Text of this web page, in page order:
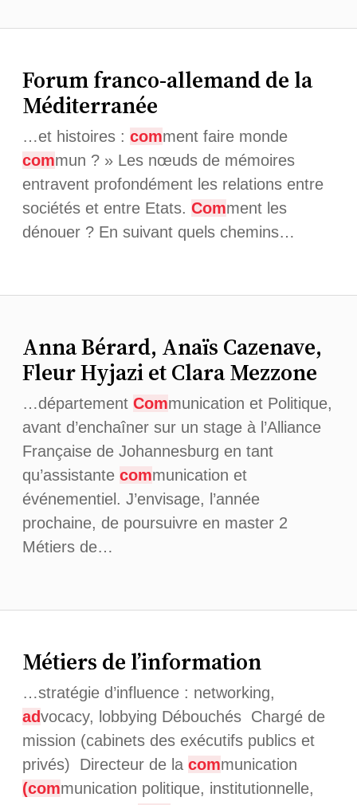
Forum franco-allemand de la
Méditerranée
…et histoires : comment faire monde
commun ? » Les nœuds de mémoires
entravent profondément les relations entre
sociétés et entre Etats. Comment les
dénouer ? En suivant quels chemins…
Anna Bérard, Anaïs Cazenave,
Fleur Hyjazi et Clara Mezzone
…département Communication et Politique,
avant d’enchaîner sur un stage à l’Alliance
Française de Johannesburg en tant
qu’assistante communication et
événementiel. J’envisage, l’année
prochaine, de poursuivre en master 2
Métiers de…
Métiers de l’information
…stratégie d’influence : networking,
advocacy, lobbying Débouchés Chargé de
mission (cabinets des exécutifs publics et
privés) Directeur de la communication
(communication politique, institutionnelle,